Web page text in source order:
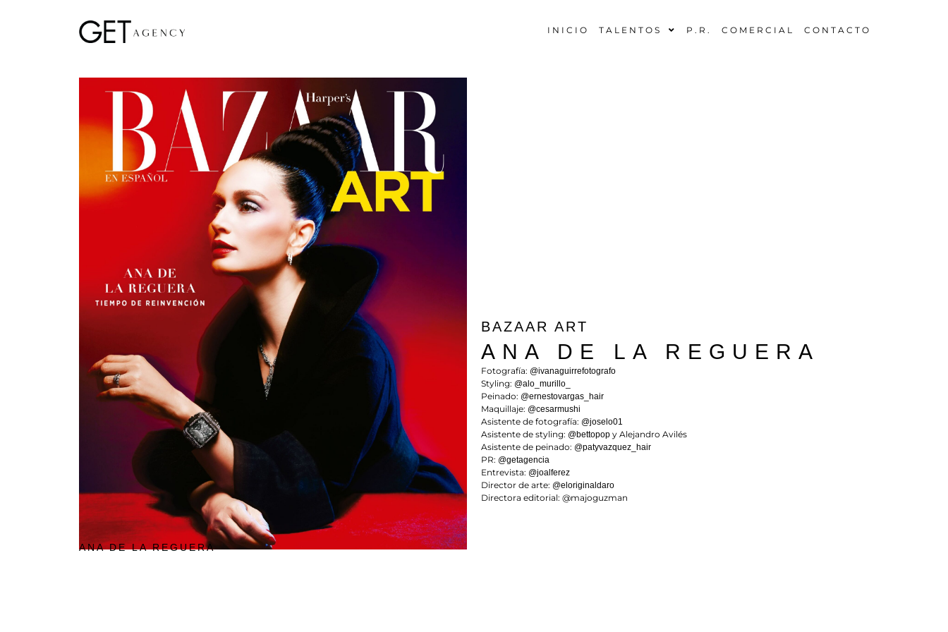
INICIO TALENTOS P.R. COMERCIAL CONTACTO
ANA DE LA REGUERA
BAZAAR ART
ANA DE LA REGUERA
Fotografía: @ivanaguirrefotografo
Styling: @alo_murillo_
Peinado: @ernestovargas_hair
Maquillaje: @cesarmushi
Asistente de fotografía: @joselo01
Asistente de styling: @bettopop y Alejandro Avilés
Asistente de peinado: @patyvazquez_hair
PR: @getagencia
Entrevista: @joalferez
Director de arte: @eloriginaldaro
Directora editorial: @majoguzman